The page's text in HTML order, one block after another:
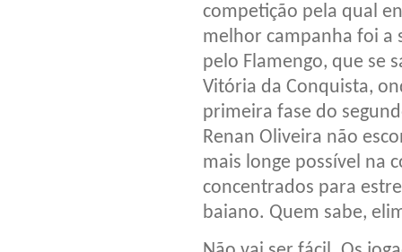
competição pela qual
melhor campanha foi a
pelo Flamengo, que se
Vitória da Conquista,
primeira fase do
Renan Oliveira não
mais longe possível na
concentrados para
baiano. Quem sabe,